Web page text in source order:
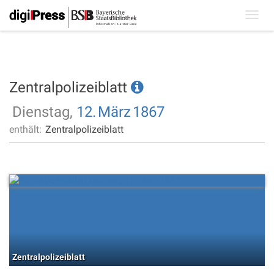
Zentralpolizeiblatt
Dienstag, 12. März 1867
enthält: Zentralpolizeiblatt
Zentralpolizeiblatt